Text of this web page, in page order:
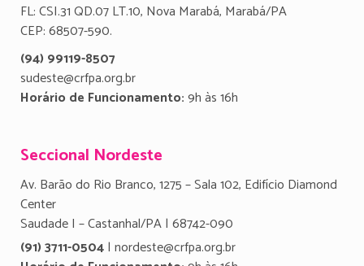
FL: CSI.31 QD.07 LT.10, Nova Marabá, Marabá/PA
CEP: 68507-590.
(94) 99119-8507
sudeste@crfpa.org.br
Horário de Funcionamento:9h às 16h
Seccional Nordeste
Av. Barão do Rio Branco, 1275 – Sala 102, Edifício Diamond
Center
Saudade I – Castanhal/PA | 68742-090
(91) 3711-0504| nordeste@crfpa.org.br